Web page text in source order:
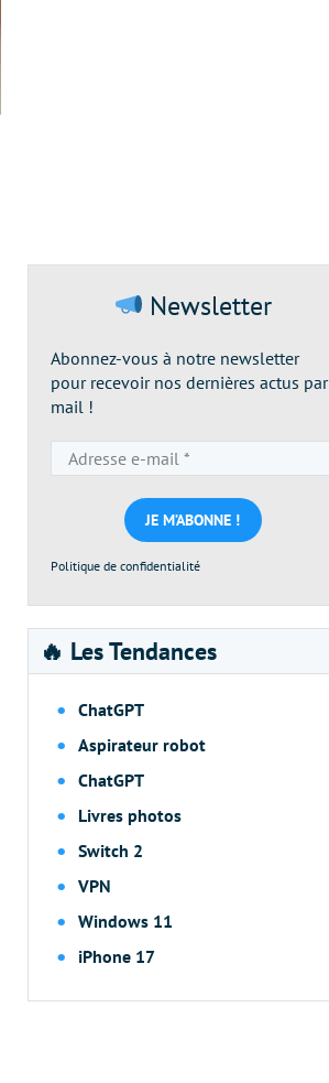
Newsletter
Abonnez-vous à notre newsletter
pour recevoir nos dernières actus par
mail !
e-
mail
*
Politique de confidentialité
🔥 Les Tendances
ChatGPT
Aspirateur robot
ChatGPT
Livres photos
Switch 2
VPN
Windows 11
iPhone 17